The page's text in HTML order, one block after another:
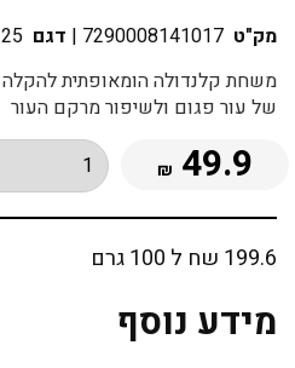
מק"ט 7290008141017
| דגם 25 גרם
משחת קלנדולה הומאופתית
של עור פגום ולשיפור מרקם העור
49.9
₪
199.6 שח ל 100 גרם
מידע נוסף